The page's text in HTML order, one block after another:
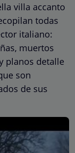
villa accanto
todas
italiano:
muertos
planos detalle
son
de sus